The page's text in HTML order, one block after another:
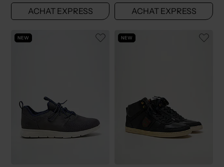
ACHAT EXPRESS ACHAT EXPRESS
NEW NEW